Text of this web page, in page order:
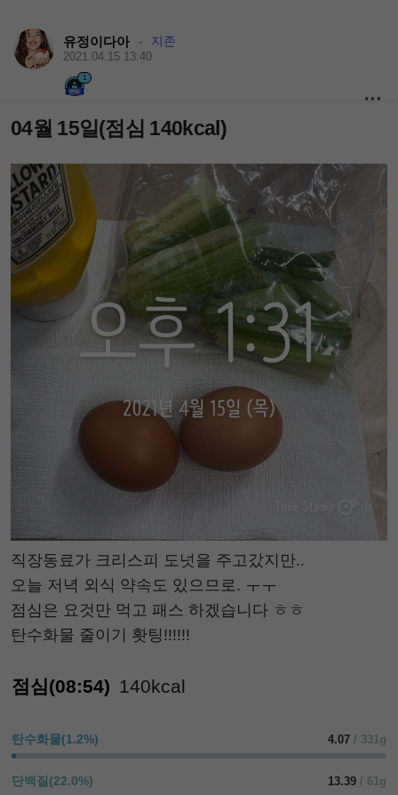
유정이다아 · 지존
2021.04.15 13:40
1
04월 15일(점심 140kcal)
직장동료가 크리스피 도넛을 주고갔지만..
오늘 저녁 외식 약속도 있으므로. ㅜㅜ
점심은 요것만 먹고 패스 하겠습니다 ㅎㅎ
탄수화물 줄이기 홧팅!!!!!!
점심(08:54) 140kcal
탄수화물(1.2%) 4.07 / 331g
단백질(22.0%) 13.39 / 61g